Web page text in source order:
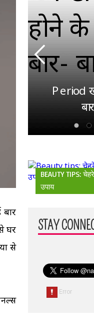
घर
से
Period
BEAUTY TIPS:
उपाय
STAY